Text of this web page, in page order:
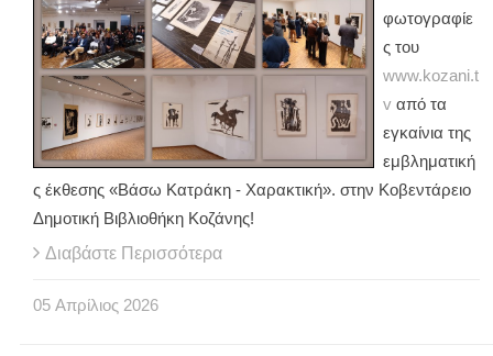
φωτογραφίε
ς του
www.kozani.t
v από τα
εγκαίνια της
εμβληματική
ς έκθεσης «Βάσω Κατράκη - Χαρακτική». στην Κοβεντάρειο
Δημοτική Βιβλιοθήκη Κοζάνης!
Διαβάστε Περισσότερα
05 Απρίλιος 2026